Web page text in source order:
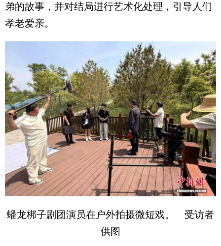
弟的故事，并对结局进行艺术化处理，引导人们
孝老爱亲。
蟠龙梆子剧团演员在户外拍摄微短戏。 受访者
供图